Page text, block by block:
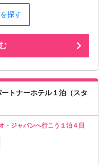
探す
トナーホテル１泊（スタ
・ジャパンへ行こう１泊４日